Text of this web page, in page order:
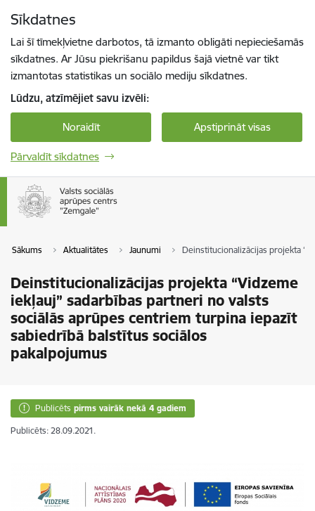
Sīkdatnes
Lai šī tīmekļvietne darbotos, tā izmanto obligāti nepieciešamās
sīkdatnes. Ar Jūsu piekrišanu papildus šajā vietnē var tikt
izmantotas statistikas un sociālo mediju sīkdatnes.
Lūdzu, atzīmējiet savu izvēli:
Noraidīt Apstiprināt visas
Pārvaldīt sīkdatnes
Sākums Aktualitātes Jaunumi Deinstitucionalizācijas projekta
Deinstitucionalizācijas projekta “Vidzeme
iekļauj” sadarbības partneri no valsts
sociālās aprūpes centriem turpina iepazīt
sabiedrībā balstītus sociālos
pakalpojumus
Publicēts pirms vairāk nekā 4 gadiem
Publicēts: 28.09.2021.